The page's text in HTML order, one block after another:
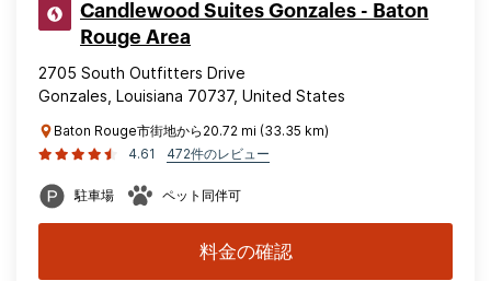
Candlewood Suites Gonzales - Baton
Rouge Area
2705 South Outfitters Drive
Gonzales, Louisiana 70737, United States
Baton Rouge市街地から20.72 mi (33.35 km)
4.61
472件のレビュー
駐車場 ペット同伴可
料金の確認